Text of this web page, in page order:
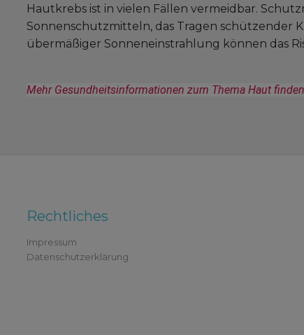
Hautkrebs ist in vielen Fällen vermeidbar.
Sonnenschutzmitteln, das Tragen schützender
übermäßiger Sonneneinstrahlung können das
Mehr Gesundheitsinformationen zum Thema Haut finden
Rechtliches
Impressum
Datenschutzerklärung